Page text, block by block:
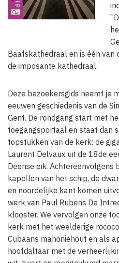
Baafskathedraal en is één van
de imposante kathedraal.
Deze bezoekersgids neemt je
eeuwen geschiedenis van de
Gent. De rondgang start met
toegangsportaal en staat dan
topstukken van de kerk: de
Laurent Delvaux uit de 18de
Deense eik. Achtereenvolgens
kapellen van het schip, de
en noordelijke kant komen
werk van Paul Rubens De
klooster. We vervolgen onze
kerk met het weelderige
Cubaans mahoniehout en als
hoofdaltaar met de